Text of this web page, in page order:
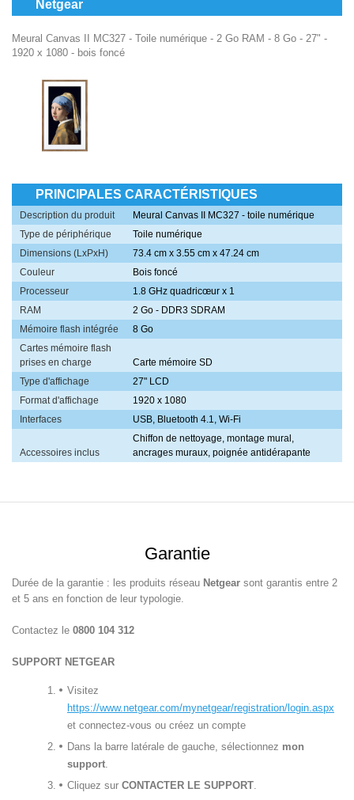
Netgear
Meural Canvas II MC327 - Toile numérique - 2 Go RAM - 8 Go - 27" -
1920 x 1080 - bois foncé
PRINCIPALES CARACTÉRISTIQUES
Description du produit
Meural Canvas II MC327 - toile numérique
Type de périphérique
Toile numérique
Dimensions (LxPxH)
73.4 cm x 3.55 cm x 47.24 cm
Couleur
Bois foncé
Processeur
1.8 GHz quadricœur x 1
RAM
2 Go - DDR3 SDRAM
Mémoire flash intégrée
8 Go
Cartes mémoire flash
prises en charge
Carte mémoire SD
Type d'affichage
27" LCD
Format d'affichage
1920 x 1080
Interfaces
USB, Bluetooth 4.1, Wi-Fi
Accessoires inclus
Chiffon de nettoyage, montage mural,
ancrages muraux, poignée antidérapante
Garantie
Durée de la garantie : les produits réseau Netgear sont garantis entre 2
et 5 ans en fonction de leur typologie.
Contactez le 0800 104 312
SUPPORT NETGEAR
Visitez
https://www.netgear.com/mynetgear/registration/login.aspx
et connectez-vous ou créez un compte
Dans la barre latérale de gauche, sélectionnez mon
support.
Cliquez sur CONTACTER LE SUPPORT.